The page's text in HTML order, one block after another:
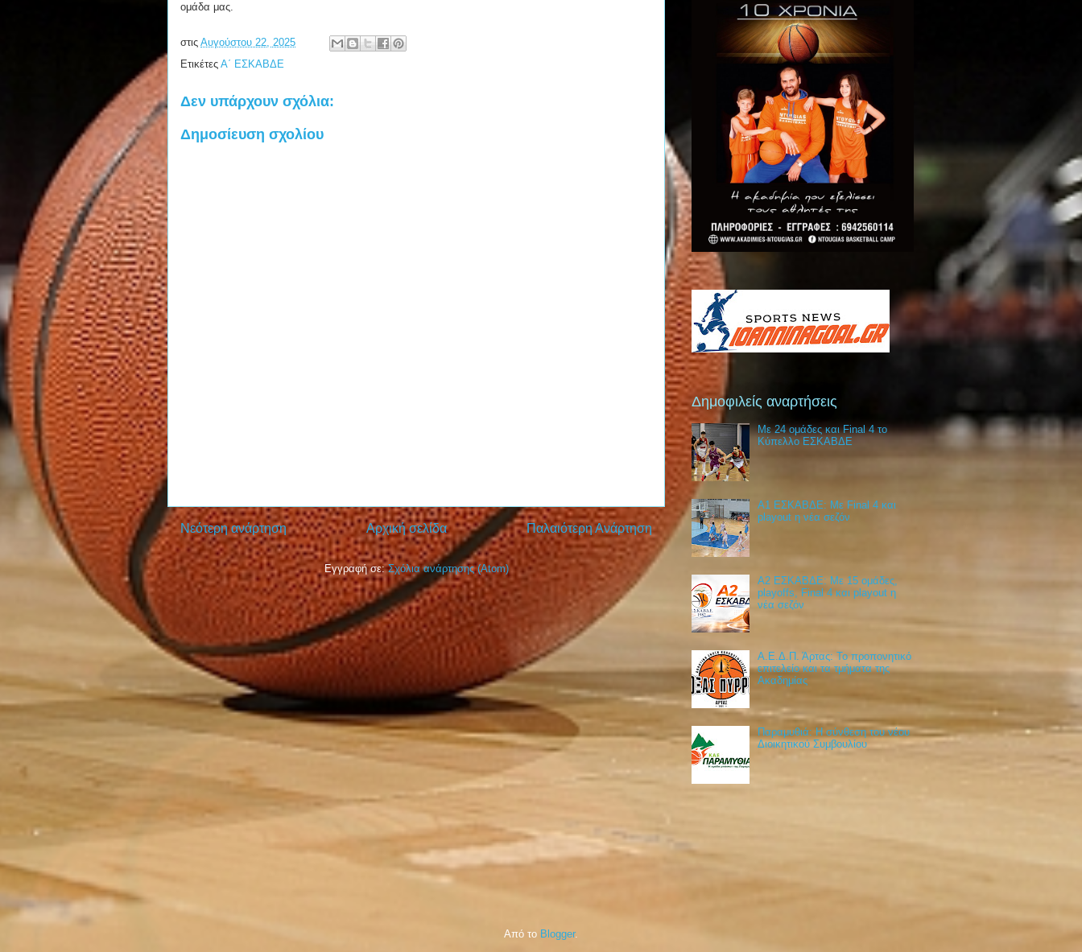
ομάδα μας.
στις Αυγούστου 22, 2025
Ετικέτες Α΄ ΕΣΚΑΒΔΕ
Δεν υπάρχουν σχόλια:
Δημοσίευση σχολίου
Νεότερη ανάρτηση Παλαιότερη Ανάρτηση
Αρχική σελίδα
Εγγραφή σε:Σχόλια ανάρτησης (Atom)
Δημοφιλείς αναρτήσεις
Με 24 ομάδες και Final 4 το
Κύπελλο ΕΣΚΑΒΔΕ
Α1 ΕΣΚΑΒΔΕ: Με Final 4 και
playout η νέα σεζόν
Α2 ΕΣΚΑΒΔΕ: Με 15 ομάδες,
playoffs, Final 4 και playout η
νέα σεζόν
Α.Ε.Δ.Π. Άρτας: Το προπονητικό
επιτελείο και τα τμήματα της
Ακαδημίας
Παραμυθιά: Η σύνθεση του νέου
Διοικητικού Συμβουλίου
Από το Blogger.